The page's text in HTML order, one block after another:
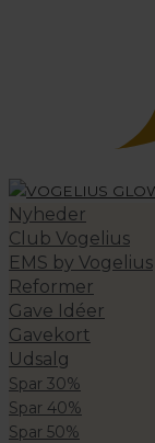
Nyheder
Club Vogelius
EMS by Vogelius
Reformer
Gave Idéer
Gavekort
Udsalg
Spar 30%
Spar 40%
Spar 50%